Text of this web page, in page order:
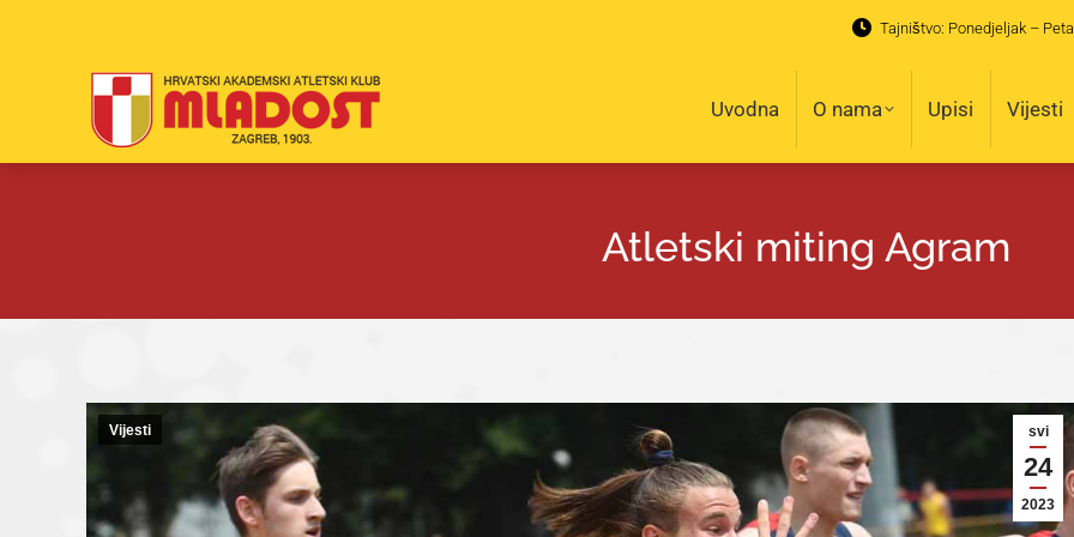
Tajništvo: Ponedjeljak –
Uvodna O nama Upisi Vijesti
Atletski miting Agram
svi
24
2023
Vijesti
O nama Upisi Vijesti